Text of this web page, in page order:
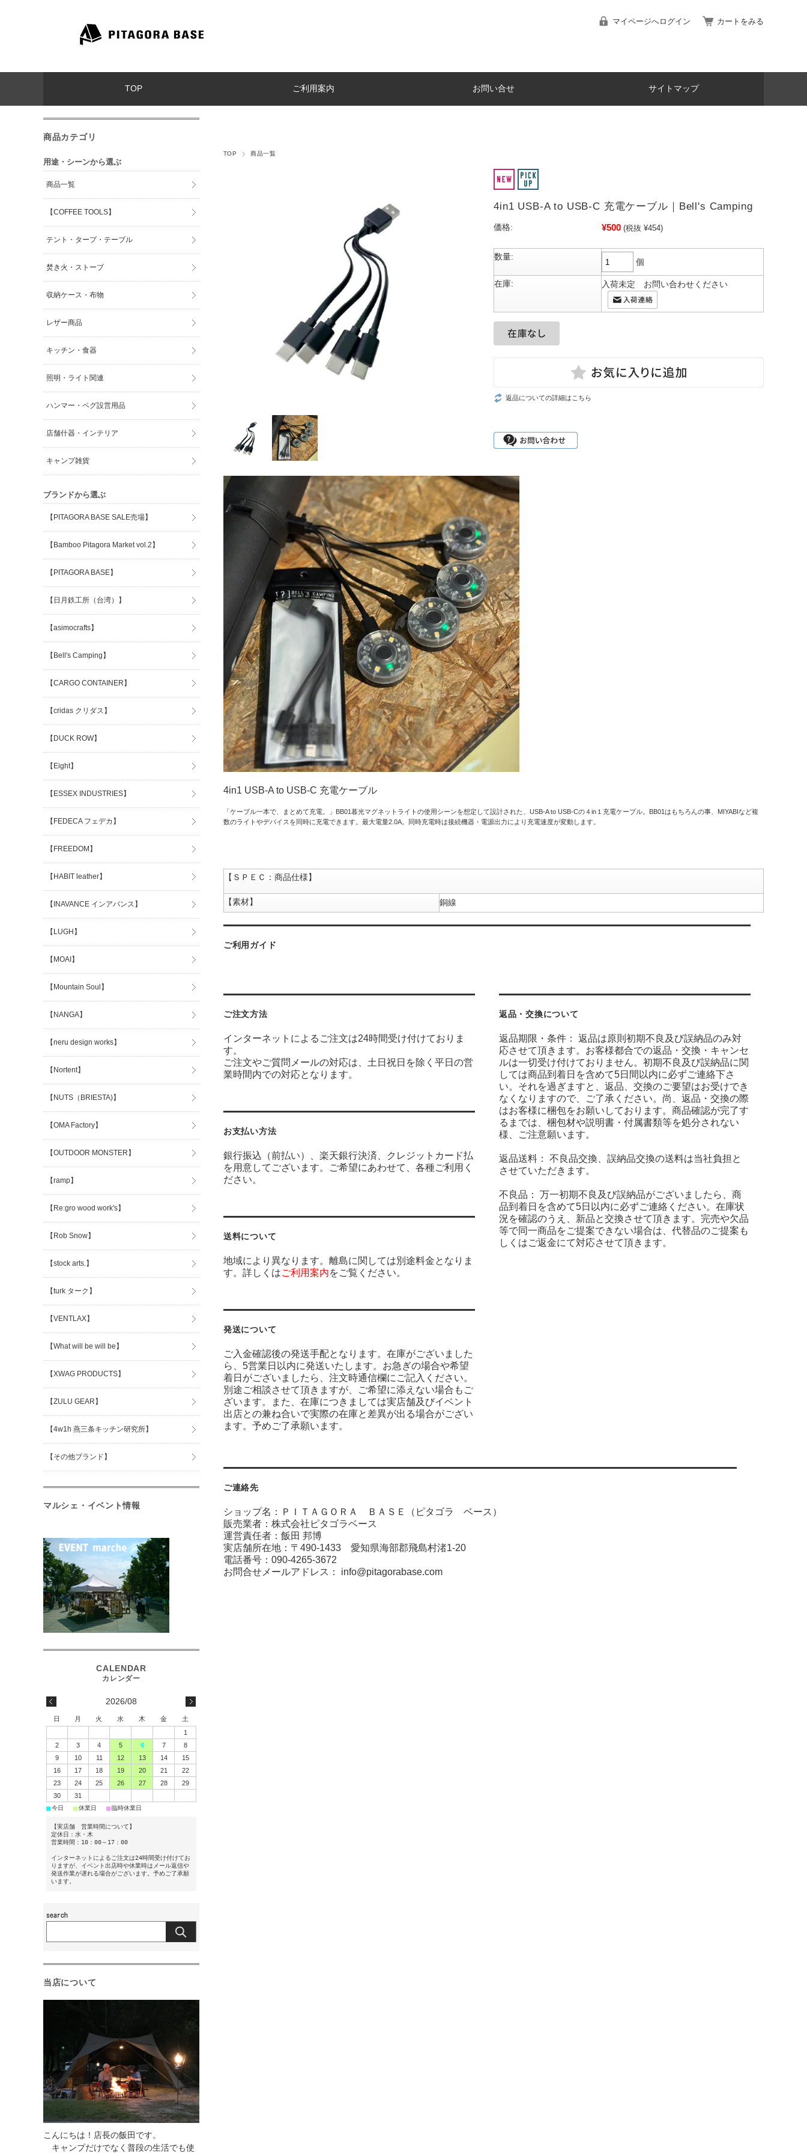
マイページへログイン カートをみる
TOP ご利用案内 お問い合せ サイトマップ
TOP 商品一覧
4in1 USB-A to USB-C 充電ケーブル｜Bell's Camping
価格: ¥500 (税抜 ¥454)
数量:
個
在庫: 入荷未定 お問い合わせください
返品についての詳細はこちら
4in1 USB-A to USB-C 充電ケーブル
「ケーブル一本で、まとめて充電。」BB01暮光マグネットライトの使用シーンを想定して設計された、USB-A to USB-Cの４in１充電ケーブル。BB01はもちろんの事、MIYABIなど複
数のライトやデバイスを同時に充電できます。最大電量2.0A。同時充電時は接続機器・電源出力により充電速度が変動します。
【ＳＰＥＣ：商品仕様】
【素材】 銅線
ご利用ガイド
ご注文方法
インターネットによるご注文は24時間受け付けておりま
す。
ご注文やご質問メールの対応は、土日祝日を除く平日の営
業時間内での対応となります。
お支払い方法
銀行振込（前払い）、楽天銀行決済、クレジットカード払
を用意してございます。ご希望にあわせて、各種ご利用く
ださい。
送料について
地域により異なります。離島に関しては別途料金となりま
す。詳しくはご利用案内をご覧ください。
発送について
ご入金確認後の発送手配となります。在庫がございました
ら、5営業日以内に発送いたします。お急ぎの場合や希望
着日がございましたら、注文時通信欄にご記入ください。
別途ご相談させて頂きますが、ご希望に添えない場合もご
ざいます。また、在庫につきましては実店舗及びイベント
出店との兼ね合いで実際の在庫と差異が出る場合がござい
ます。予めご了承願います。
返品・交換について
返品期限・条件： 返品は原則初期不良及び誤納品のみ対
応させて頂きます。お客様都合での返品・交換・キャンセ
ルは一切受け付けておりません。初期不良及び誤納品に関
しては商品到着日を含めて5日間以内に必ずご連絡下さ
い。それを過ぎますと、返品、交換のご要望はお受けでき
なくなりますので、ご了承ください。尚、返品・交換の際
はお客様に梱包をお願いしております。商品確認が完了す
るまでは、梱包材や説明書・付属書類等を処分されない
様、ご注意願います。
返品送料： 不良品交換、誤納品交換の送料は当社負担と
させていただきます。
不良品： 万一初期不良及び誤納品がございましたら、商
品到着日を含めて5日以内に必ずご連絡ください。在庫状
況を確認のうえ、新品と交換させて頂きます。完売や欠品
等で同一商品をご提案できない場合は、代替品のご提案も
しくはご返金にて対応させて頂きます。
ご連絡先
ショップ名：ＰＩＴＡＧＯＲＡ ＢＡＳＥ（ピタゴラ ベース）
販売業者：株式会社ピタゴラベース
運営責任者：飯田 邦博
実店舗所在地：〒490-1433 愛知県海部郡飛島村渚1-20
電話番号：090-4265-3672
お問合せメールアドレス： info@pitagorabase.com
商品カテゴリ
用途・シーンから選ぶ
商品一覧
【COFFEE TOOLS】
テント・タープ・テーブル
焚き火・ストーブ
収納ケース・布物
レザー商品
キッチン・食器
照明・ライト関連
ハンマー・ペグ設営用品
店舗什器・インテリア
キャンプ雑貨
ブランドから選ぶ
【PITAGORA BASE SALE売場】
【Bamboo Pitagora Market vol.2】
【PITAGORA BASE】
【日月鉄工所（台湾）】
【asimocrafts】
【Bell's Camping】
【CARGO CONTAINER】
【cridas クリダス】
【DUCK ROW】
【Eight】
【ESSEX INDUSTRIES】
【FEDECA フェデカ】
【FREEDOM】
【HABIT leather】
【INAVANCE インアバンス】
【LUGH】
【MOAI】
【Mountain Soul】
【NANGA】
【neru design works】
【Nortent】
【NUTS（BRIESTA)】
【OMA Factory】
【OUTDOOR MONSTER】
【ramp】
【Re:gro wood work's】
【Rob Snow】
【stock arts.】
【turk ターク】
【VENTLAX】
【What will be will be】
【XWAG PRODUCTS】
【ZULU GEAR】
【4w1h 燕三条キッチン研究所】
【その他ブランド】
マルシェ・イベント情報
2026/08
日 月 火 水 木 金
土
1
2
3 4 5 6 7
8
9
10 11 12 13 14
15
16
17 18 19 20 21
22
23
24 25 26 27 28
29
30
31
■今日 ■休業日 ■臨時休業日
【実店舗 営業時間について】
定休日：水・木
営業時間：10：00～17：00
インターネットによるご注文は24時間受け付けてお
りますが、イベント出店時や休業時はメール返信や
発送作業が遅れる場合がございます。予めご了承願
います。
当店について
こんにちは！店長の飯田です。
キャンプだけでなく普段の生活でも使